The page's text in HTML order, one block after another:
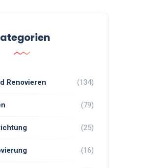
Renovieren (134)
(79)
(25)
(16)